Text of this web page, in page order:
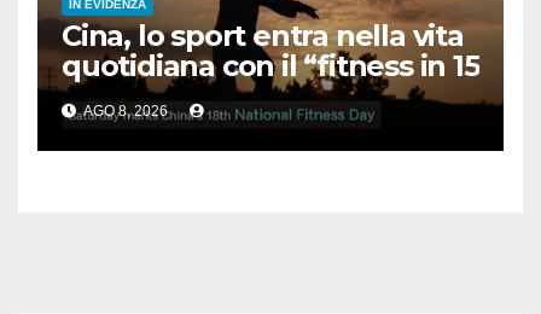
IN EVIDENZA
Cina, lo sport entra nella vita
quotidiana con il “fitness in 15
minuti”
AGO 8, 2026